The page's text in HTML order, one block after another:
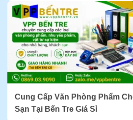
Cung Cấp Văn Phòng Phẩm
Sạn Tại Bến Tre Giá Sỉ